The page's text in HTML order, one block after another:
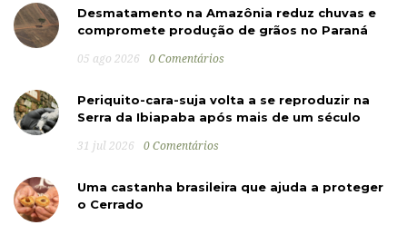
Desmatamento na Amazônia reduz chuvas e
compromete produção de grãos no Paraná
05 ago 2026 0 Comentários
Periquito-cara-suja volta a se reproduzir na
Serra da Ibiapaba após mais de um século
31 jul 2026 0 Comentários
Uma castanha brasileira que ajuda a proteger
o Cerrado